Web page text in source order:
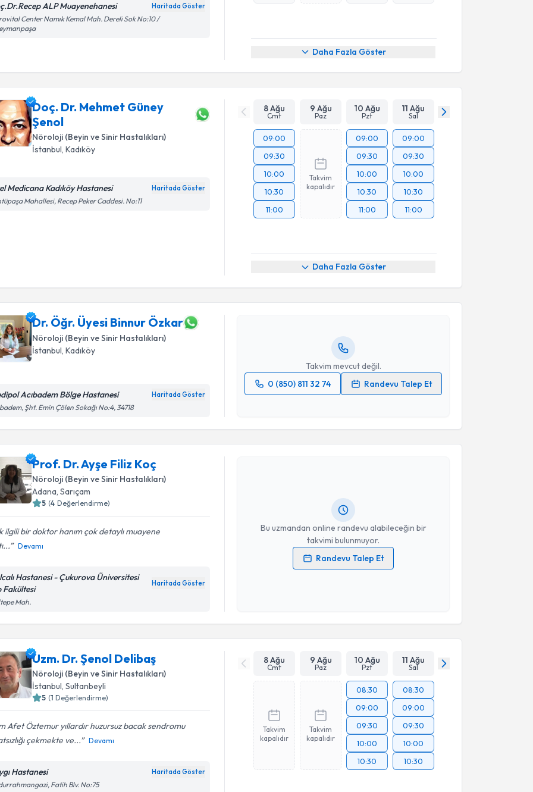
ALP Muayenehanesi Haritada Göster
Center Namık Kemal Mah. Dereli Sok No:10 /
Daha Fazla Göster
Doç. Dr. Mehmet Güney
Şenol
Nöroloji (Beyin ve Sinir Hastalıkları)
İstanbul, Kadıköy
Medicana Kadıköy Hastanesi Haritada Göster
Mahallesi, Recep Peker Caddesi. No:11
8 Ağu
Cmt
9 Ağu
Paz
10 Ağu
Pzt
11 Ağu
Sal
09:00
09:30
10:00
10:30
11:00
Takvim
kapalıdır
09:00
09:30
10:00
10:30
11:00
09:00
09:30
10:00
10:30
11:00
Daha Fazla Göster
Dr. Öğr. Üyesi Binnur Özkar
Nöroloji (Beyin ve Sinir Hastalıkları)
İstanbul , Kadıköy
Acıbadem Bölge Hastanesi Haritada Göster
Şht. Emin Çölen Sokağı No:4, 34718
Takvim mevcut değil.
0 (850) 811 32 74
Randevu Talep Et
Randevu Takvimi Talebi
Prof. Dr. Ayşe Filiz Koç
Nöroloji (Beyin ve Sinir Hastalıkları)
Adana , Sarıçam
5 (4 Değerlendirme)
ilgili bir doktor hanım çok detaylı muayene
Devamı
Hastanesi - Çukurova Üniversitesi
Fakültesi
Haritada Göster
Mah.
Bu uzmandan online randevu alabileceğin bir
takvimi bulunmuyor.
Randevu Talep Et
Kişisel verilerimin işlenmesine ilişkinAydınlatma Metni
Uzm. Dr. Şenol Delibaş
Nöroloji (Beyin ve Sinir Hastalıkları)
İstanbul , Sultanbeyli
5 (1 Değerlendirme)
Afet Öztemur yıllardır huzursuz bacak sendromu
çekmekte ve...
Devamı
Hastanesi Haritada Göster
Fatih Blv. No:75
8 Ağu
Cmt
9 Ağu
Paz
10 Ağu
Pzt
11 Ağu
Sal
Takvim
kapalıdır
Takvim
kapalıdır
08:30
09:00
09:30
10:00
10:30
08:30
09:00
09:30
10:00
10:30